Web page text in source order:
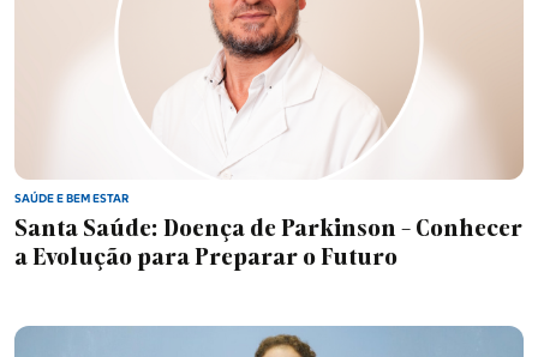
Saúde e Bem Estar
Consumidor
Educação e Escolas
SAÚDE E BEM ESTAR
Santa Saúde: Doença de Parkinson - Conhecer
a Evolução para Preparar o Futuro